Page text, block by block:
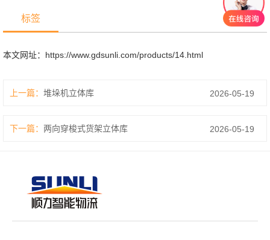
标签
本文网址： https://www.gdsunli.com/products/14.html
上一篇： 堆垛机立体库 2026-05-19
下一篇： 两向穿梭式货架立体库 2026-05-19